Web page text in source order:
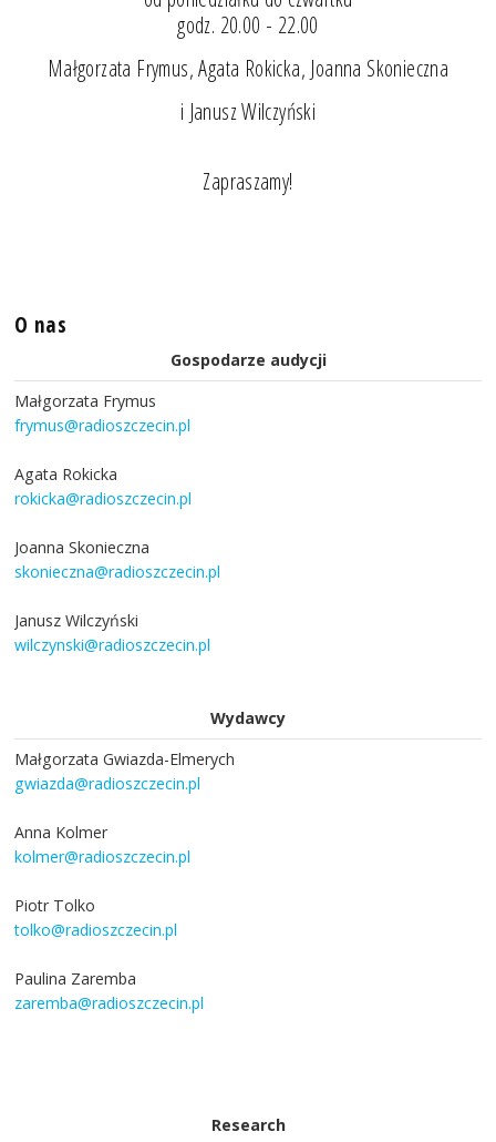
godz. 20.00 - 22.00
Małgorzata Frymus, Agata Rokicka, Joanna Skonieczna
i Janusz Wilczyński
Zapraszamy!
O nas
Gospodarze audycji
Małgorzata Frymus
frymus@radioszczecin.pl
Agata Rokicka
rokicka@radioszczecin.pl
Joanna Skonieczna
skonieczna@radioszczecin.pl
Janusz Wilczyński
wilczynski@radioszczecin.pl
Wydawcy
Małgorzata Gwiazda-Elmerych
gwiazda@radioszczecin.pl
Anna Kolmer
kolmer@radioszczecin.pl
Piotr Tolko
tolko@radioszczecin.pl
Paulina Zaremba
zaremba@radioszczecin.pl
Research